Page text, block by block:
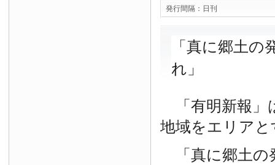
発行間隔： 日刊
「真に郷土の
れ」
「有明新報」
地域をエリア
「真に郷土の